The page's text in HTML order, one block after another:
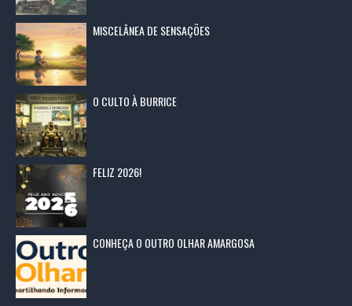
MISCELÂNEA DE SENSAÇÕES
O CULTO À BURRICE
FELIZ 2026!
CONHEÇA O OUTRO OLHAR AMARGOSA